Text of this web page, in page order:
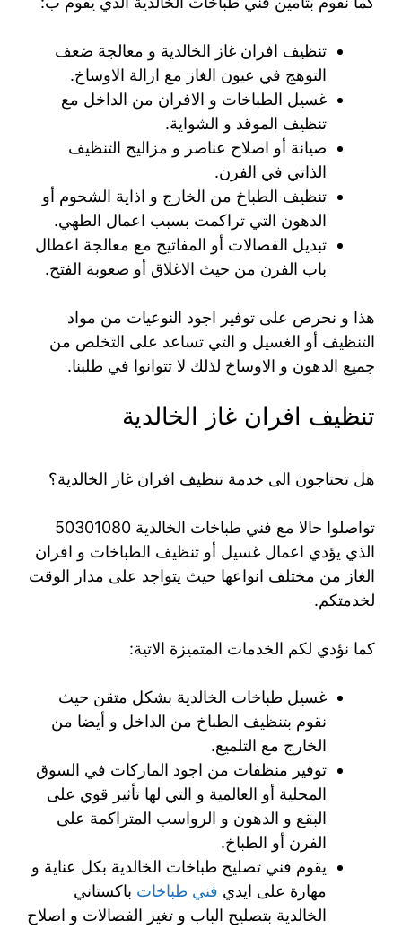
تنظيف افران غاز الخالدية و معالجة ضعف
التوهج في عيون الغاز مع ازالة الاوساخ.
غسيل الطباخات و الافران من الداخل مع
تنظيف الموقد و الشواية.
صيانة أو اصلاح عناصر و مزاليج التنظيف
الذاتي في الفرن.
تنظيف الطباخ من الخارج و اذاية الشحوم أو
الدهون التي تراكمت بسبب اعمال الطهي.
تبديل الفصالات أو المفاتيح مع معالجة اعطال
باب الفرن من حيث الاغلاق أو صعوبة الفتح.
هذا و نحرص على توفير اجود النوعيات من مواد
التنظيف أو الغسيل و التي تساعد على التخلص من
جميع الدهون و الاوساخ لذلك لا تتوانوا في طلبنا.
تنظيف افران غاز الخالدية
هل تحتاجون الى خدمة تنظيف افران غاز الخالدية؟
تواصلوا حالا مع فني طباخات الخالدية 50301080
الذي يؤدي اعمال غسيل أو تنظيف الطباخات و افران
الغاز من مختلف انواعها حيث يتواجد على مدار الوقت
لخدمتكم.
كما نؤدي لكم الخدمات المتميزة الاتية:
غسيل طباخات الخالدية بشكل متقن حيث
نقوم بتنظيف الطباخ من الداخل و أيضا من
الخارج مع التلميع.
توفير منظفات من اجود الماركات في السوق
المحلية أو العالمية و التي لها تأثير قوي على
البقع و الدهون و الرواسب المتراكمة على
الفرن أو الطباخ.
يقوم فني تصليح طباخات الخالدية بكل عناية و
مهارة على ايدي فني طباخات باكستاني
الخالدية بتصليح الباب و تغير الفصالات و اصلاح